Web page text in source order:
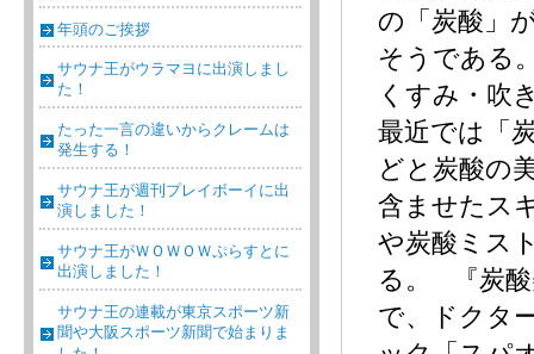
年頭のご挨拶
サウナ王がウラマヨに出演しまし
た！
たった一言の違いからクレームは
発生する！
サウナ王が週刊プレイボーイに出
演しました！
サウナ王がＷＯＷＯＷぷらすとに
出演しました！
サウナ王の連載が東京スポーツ新
聞や大阪スポーツ新聞で始まりま
の「炭酸」
そうである
くすみ・吹
最近では「
どと炭酸の
含ませたス
や炭酸ミス
る。 『炭酸
で、ドクタ